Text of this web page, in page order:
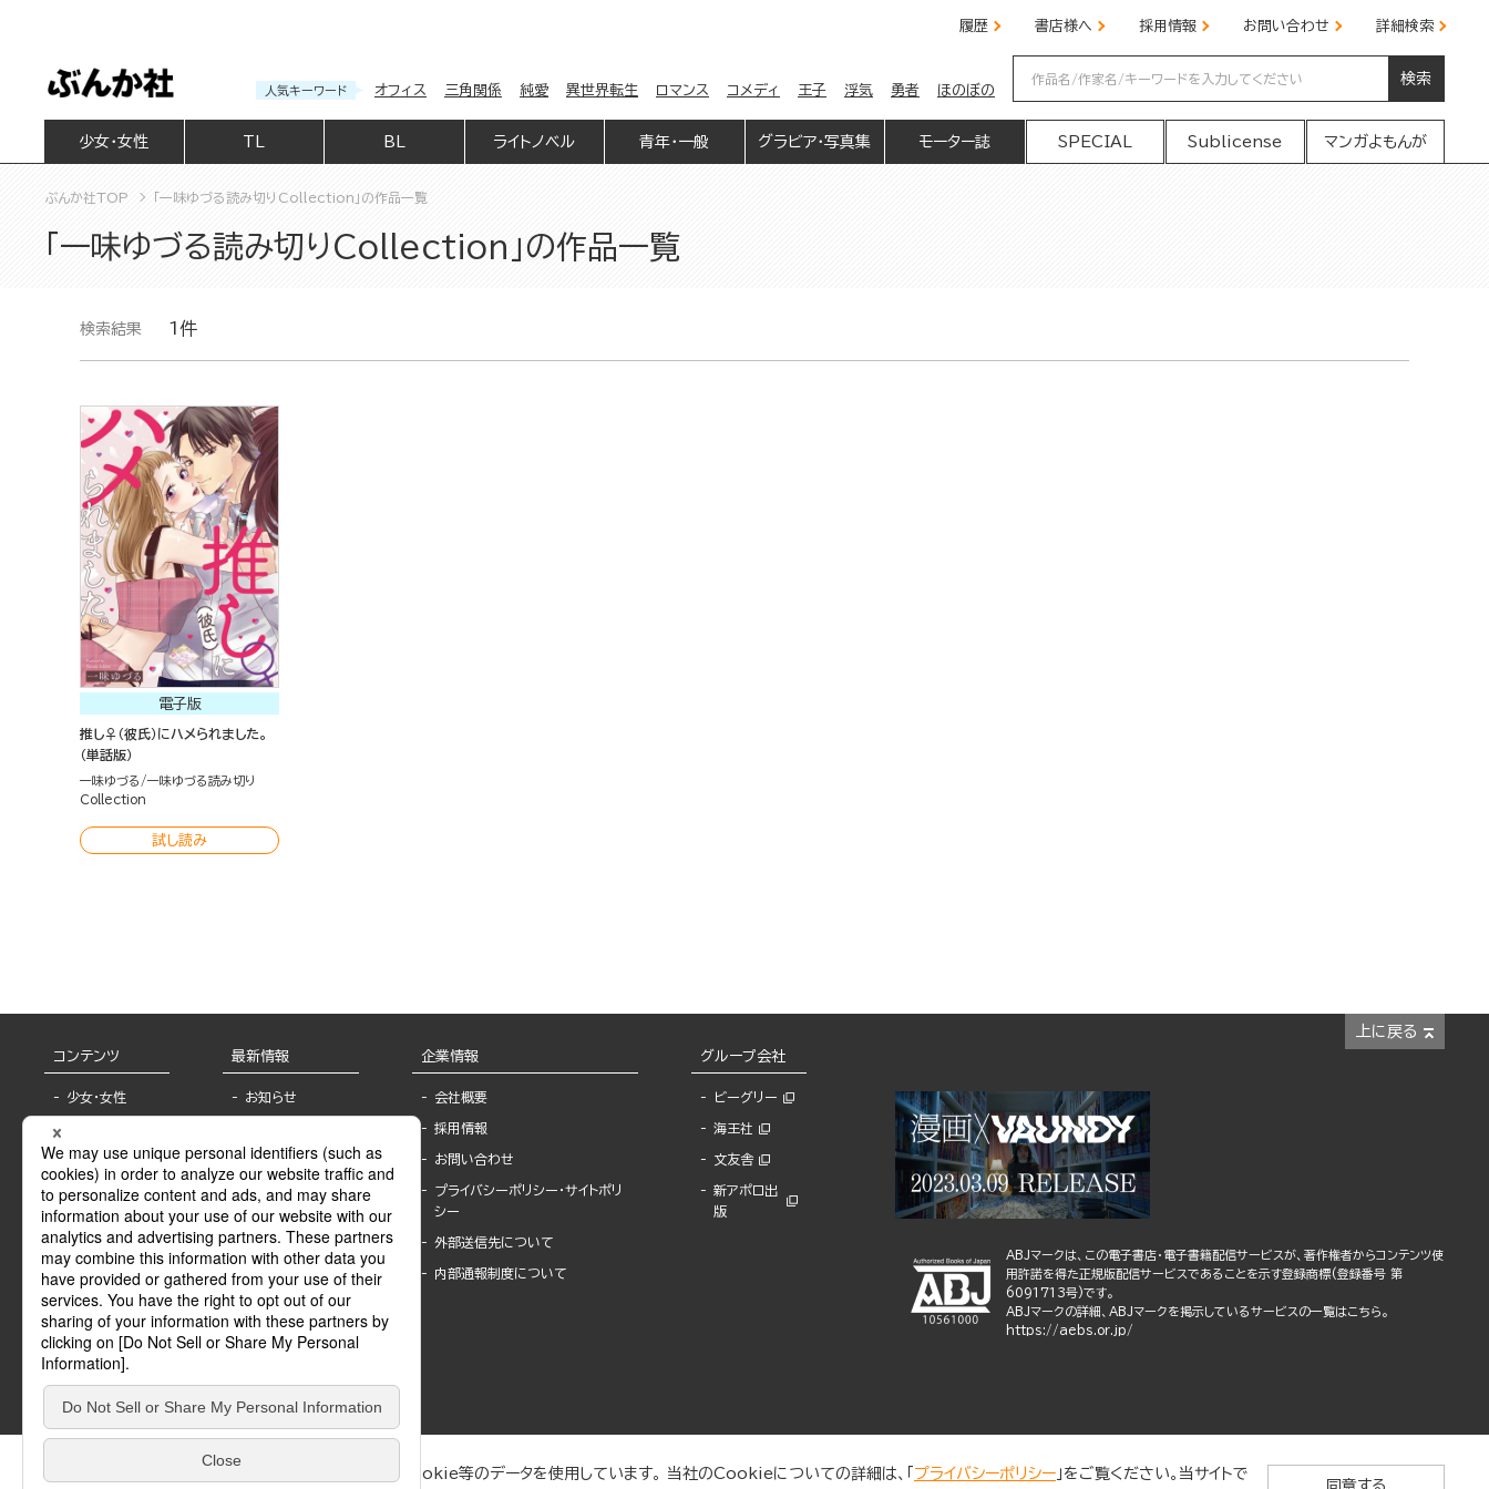
履歴 書店様へ 採用情報 お問い合わせ 詳細検索
人気キーワード オフィス 三角関係 純愛 異世界転生 ロマンス コメディ 王子 浮気 勇者 ほのぼの
検索
少女・女性 BL ライトノベル 青年・一般 グラビア・写真集 モーター誌 SPECIAL Sublicense マンガよもんが
ぶんか社TOP 「一味ゆづる読み切りCollection」の作品一覧
「一味ゆづる読み切りCollection」の作品一覧
検索結果 1件
電子版
推し♀（彼氏）にハメられました。
（単話版）
一味ゆづる
一味ゆづる読み切り
Collection
試し読み
上に戻る
コンテンツ
少女・女性
BL
ライトノベル
青年・一般
グラビア・写真
モーター誌
SPECIAL
Sublicense
最新情報
お知らせ
報
書店様へ
海外ライセンシー
公式SNSアカウ
ント
作家一覧
Keyword list
Author list
企業情報
会社概要
採用情報
お問い合わせ
プライバシーポリシー・サイトポリ
シー
外部送信先について
内部通報制度について
グループ会社
ビーグリー
海王社
文友舎
新アポロ出
版
ABJマークは、この電子書店・電子書籍配信サービスが、著作権者からコンテンツ使
用許諾を得た正規版配信サービスであることを示す登録商標(登録番号 第
6091713号)です。
ABJマークの詳細、ABJマークを掲示しているサービスの一覧はこちら。
https://aebs.or.jp/
ぶんか社が運営するサイトでは、利便性向上のためにCookie等のデータを使用しています。 当社のCookieについての詳細は、「 プライバシーポリシー 」をご覧ください。当サイトで
同意する